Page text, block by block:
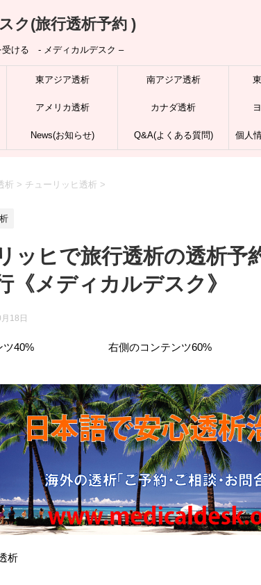
ク(旅行透析予約 )
受ける - メディカルデスク –
東アジア透析 南アジア透析
アメリカ透析 カナダ透析
News(お知らせ) Q&A(よくある質問) 個人
析 > チューリッヒ透析 >
ッヒで旅行透析の透析予
《メディカルデスク》
18日
ツ40% 右側のコンテンツ60%